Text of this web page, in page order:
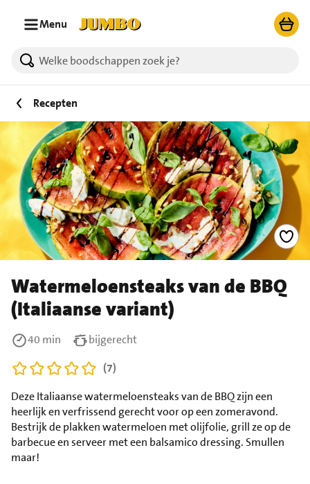
Menu
Recepten
Watermeloensteaks van de BBQ
(Italiaanse variant)
Deze Italiaanse watermeloensteaks van de BBQ zijn een
heerlijk en verfrissend gerecht voor op een zomeravond.
Bestrijk de plakken watermeloen met olijfolie, grill ze op de
barbecue en serveer met een balsamico dressing. Smullen
maar!
40 min
bijgerecht
(7)